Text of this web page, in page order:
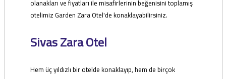
olanakları ve fiyatları ile misafirlerinin beğenisini toplamış
otelimiz Garden Zara Otel'de konaklayabilirsiniz.
Sivas Zara Otel
Hem üç yıldızlı bir otelde konaklayıp, hem de birçok